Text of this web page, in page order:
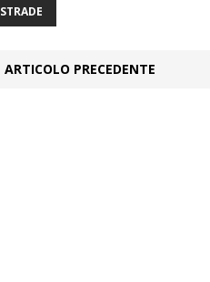
STRADE
ARTICOLO PRECEDENTE